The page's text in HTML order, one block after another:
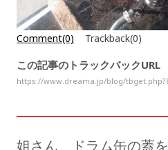
Comment(0) Trackback(0)
この記事のトラックバックURL
https://www.dreama.jp/blog/
姐さん ドラム缶の蓋